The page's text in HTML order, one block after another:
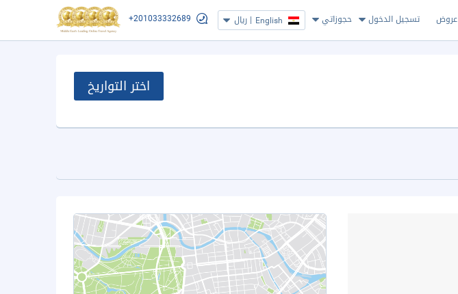
عروض تسجيل الدخول حجوزاتي English
| ريال +201033332689
اختر التواريخ